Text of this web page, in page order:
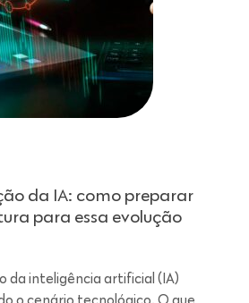
da IA: como preparar
para essa evolução
da inteligência artificial (IA)
o cenário tecnológico. O que